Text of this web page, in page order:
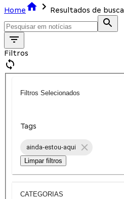
Home
Resultados de busca
Filtros
Filtros Selecionados
Tags
ainda-estou-aqui
Limpar filtros
CATEGORIAS